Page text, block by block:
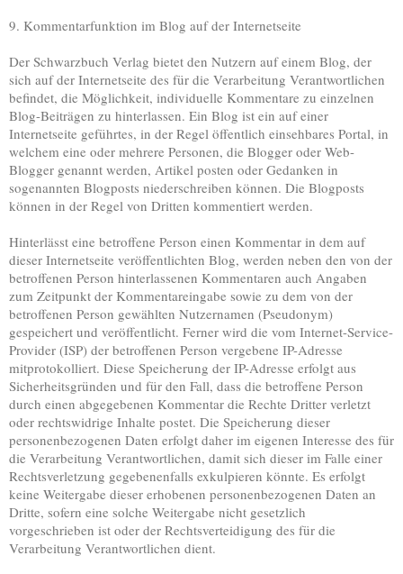
9. Kommentarfunktion im Blog auf der Internetseite
Der Schwarzbuch Verlag bietet den Nutzern auf einem Blog, der
sich auf der Internetseite des für die Verarbeitung Verantwortlichen
befindet, die Möglichkeit, individuelle Kommentare zu einzelnen
Blog-Beiträgen zu hinterlassen. Ein Blog ist ein auf einer
Internetseite geführtes, in der Regel öffentlich einsehbares Portal, in
welchem eine oder mehrere Personen, die Blogger oder Web-
Blogger genannt werden, Artikel posten oder Gedanken in
sogenannten Blogposts niederschreiben können. Die Blogposts
können in der Regel von Dritten kommentiert werden.
Hinterlässt eine betroffene Person einen Kommentar in dem auf
dieser Internetseite veröffentlichten Blog, werden neben den von der
betroffenen Person hinterlassenen Kommentaren auch Angaben
zum Zeitpunkt der Kommentareingabe sowie zu dem von der
betroffenen Person gewählten Nutzernamen (Pseudonym)
gespeichert und veröffentlicht. Ferner wird die vom Internet-Service-
Provider (ISP) der betroffenen Person vergebene IP-Adresse
mitprotokolliert. Diese Speicherung der IP-Adresse erfolgt aus
Sicherheitsgründen und für den Fall, dass die betroffene Person
durch einen abgegebenen Kommentar die Rechte Dritter verletzt
oder rechtswidrige Inhalte postet. Die Speicherung dieser
personenbezogenen Daten erfolgt daher im eigenen Interesse des für
die Verarbeitung Verantwortlichen, damit sich dieser im Falle einer
Rechtsverletzung gegebenenfalls exkulpieren könnte. Es erfolgt
keine Weitergabe dieser erhobenen personenbezogenen Daten an
Dritte, sofern eine solche Weitergabe nicht gesetzlich
vorgeschrieben ist oder der Rechtsverteidigung des für die
Verarbeitung Verantwortlichen dient.